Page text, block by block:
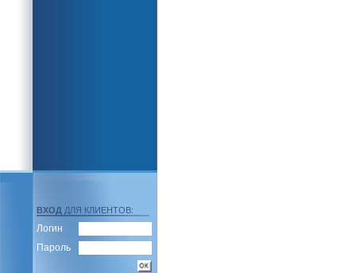
ВХОД ДЛЯ КЛИЕНТОВ:
Логин
Пароль